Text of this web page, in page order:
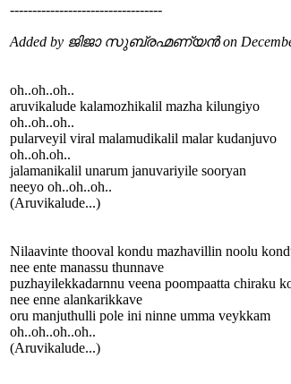
----------------------------------
Added by ജിജാ സുബ്രഹ്മണ്യൻ on
oh..oh..oh..
aruvikalude kalamozhikalil mazha kilungiyo
oh..oh..oh..
pularveyil viral malamudikalil malar kudanjuvo
oh..oh.oh..
jalamanikalil unarum januvariyile sooryan
neeyo oh..oh..oh..
(Aruvikalude...)
Nilaavinte thooval kondu mazhavillin noolu
nee ente manassu thunnave
puzhayilekkadarnnu veena poompaatta chiraku
nee enne alankarikkave
oru manjuthulli pole ini ninne umma veykkam
oh..oh..oh..oh..
(Aruvikalude...)